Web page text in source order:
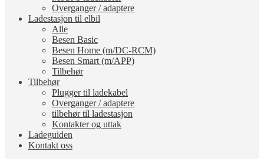
Overganger / adaptere
Ladestasjon til elbil
Alle
Besen Basic
Besen Home (m/DC-RCM)
Besen Smart (m/APP)
Tilbehør
Tilbehør
Plugger til ladekabel
Overganger / adaptere
tilbehør til ladestasjon
Kontakter og uttak
Ladeguiden
Kontakt oss